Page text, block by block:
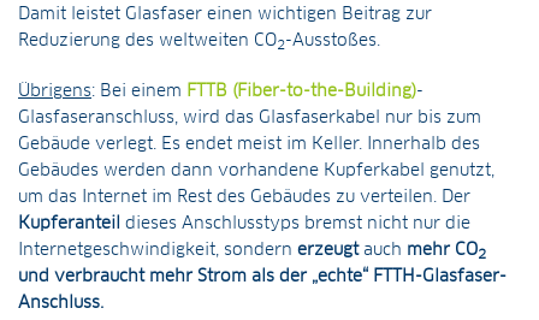
Damit leistet Glasfaser einen wichtigen Beitrag zur
Reduzierung des weltweiten CO2-Ausstoßes.
Übrigens: Bei einem FTTB (Fiber-to-the-Building)-
Glasfaseranschluss, wird das Glasfaserkabel nur bis zum
Gebäude verlegt. Es endet meist im Keller. Innerhalb des
Gebäudes werden dann vorhandene Kupferkabel genutzt,
um das Internet im Rest des Gebäudes zu verteilen. Der
Kupferanteil
dieses Anschlusstyps bremst nicht nur die
Internetgeschwindigkeit, sondern erzeugtauch mehr CO2
und verbraucht mehr Strom als der „echte“ FTTH-Glasfaser-
Anschluss.